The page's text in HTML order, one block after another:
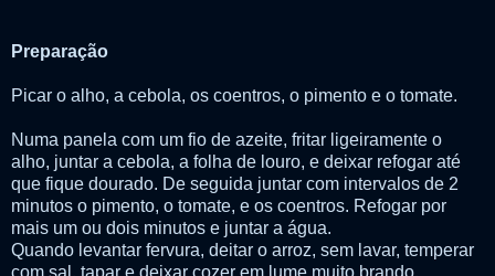
Preparação
Picar o alho, a cebola, os coentros, o pimento e o tomate.
Numa panela com um fio de azeite, fritar ligeiramente o
alho, juntar a cebola, a folha de louro, e deixar refogar até
que fique dourado. De seguida juntar com intervalos de 2
minutos o pimento, o tomate, e os coentros. Refogar por
mais um ou dois minutos e juntar a água.
Quando levantar fervura, deitar o arroz, sem lavar, temperar